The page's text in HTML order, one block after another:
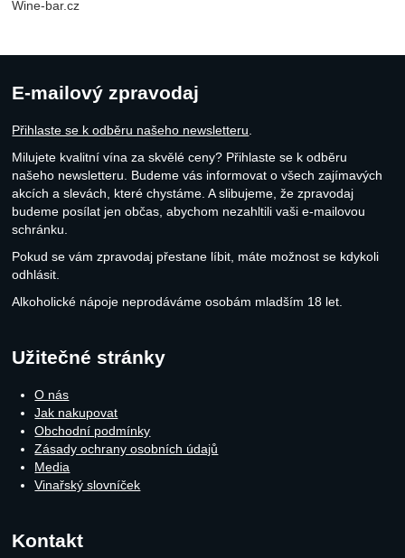
Wine-bar.cz
E-mailový zpravodaj
Přihlaste se k odběru našeho newsletteru
Milujete kvalitní vína za skvělé ceny? Přihlaste se k odběru
našeho newsletteru. Budeme vás informovat o všech zajímavých
akcích a slevách, které chystáme. A slibujeme, že zpravodaj
budeme posílat jen občas, abychom nezahltili vaši e-mailovou
schránku.
Pokud se vám zpravodaj přestane líbit, máte možnost se kdykoli
odhlásit.
Alkoholické nápoje neprodáváme osobám mladším 18 let.
Užitečné stránky
O nás
Jak nakupovat
Obchodní podmínky
Zásady ochrany osobních údajů
Media
Vinařský slovníček
Kontakt